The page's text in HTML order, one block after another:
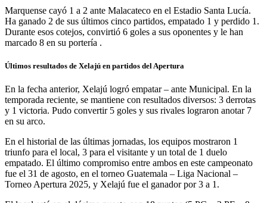
Marquense cayó 1 a 2 ante Malacateco en el Estadio Santa Lucía.
Ha ganado 2 de sus últimos cinco partidos, empatado 1 y perdido 1.
Durante esos cotejos, convirtió 6 goles a sus oponentes y le han
marcado 8 en su portería .
Últimos resultados de Xelajú en partidos del Apertura
En la fecha anterior, Xelajú logró empatar – ante Municipal. En la
temporada reciente, se mantiene con resultados diversos: 3 derrotas
y 1 victoria. Pudo convertir 5 goles y sus rivales lograron anotar 7
en su arco.
En el historial de las últimas jornadas, los equipos mostraron 1
triunfo para el local, 3 para el visitante y un total de 1 duelo
empatado. El último compromiso entre ambos en este campeonato
fue el 31 de agosto, en el torneo Guatemala – Liga Nacional –
Torneo Apertura 2025, y Xelajú fue el ganador por 3 a 1.